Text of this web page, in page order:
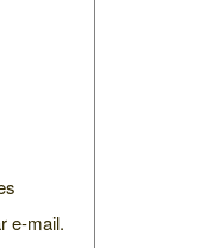
e-mail.